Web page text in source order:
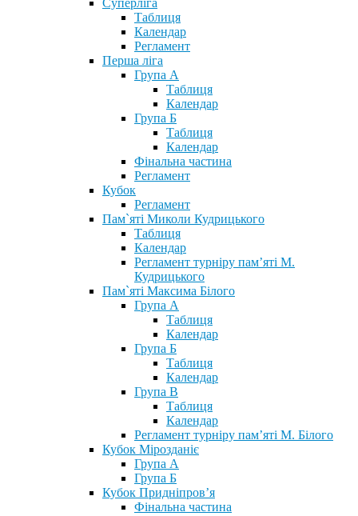
Суперліга
Таблиця
Календар
Регламент
Перша ліга
Група А
Таблиця
Календар
Група Б
Таблиця
Календар
Фінальна частина
Регламент
Кубок
Регламент
Пам`яті Миколи Кудрицького
Таблиця
Календар
Регламент турніру пам’яті М.
Кудрицького
Пам`яті Максима Білого
Група А
Таблиця
Календар
Група Б
Таблиця
Календар
Група В
Таблиця
Календар
Регламент турніру пам’яті М. Білого
Кубок Мірозданіє
Група А
Група Б
Кубок Придніпров’я
Фінальна частина